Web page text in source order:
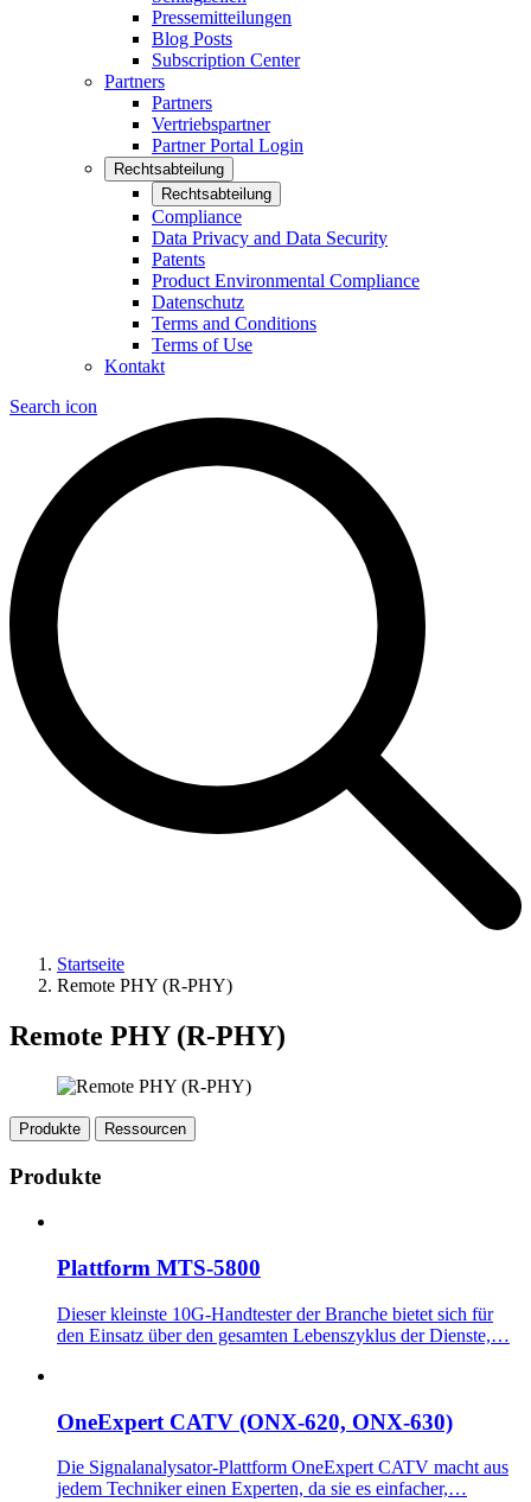
Pressemitteilungen
Blog Posts
Subscription Center
Partners
Partners
Vertriebspartner
Partner Portal Login
Rechtsabteilung
Rechtsabteilung
Compliance
Data Privacy and Data Security
Patents
Product Environmental Compliance
Datenschutz
Terms and Conditions
Terms of Use
Kontakt
Search icon
Startseite
Remote PHY (R-PHY)
Remote PHY (R-PHY)
Produkte Ressourcen
Produkte
Plattform MTS-5800
Dieser kleinste 10G-Handtester der Branche bietet sich für
den Einsatz über den gesamten Lebenszyklus der Dienste,…
OneExpert CATV (ONX-620, ONX-630)
Die Signalanalysator-Plattform OneExpert CATV macht aus
jedem Techniker einen Experten, da sie es einfacher,…